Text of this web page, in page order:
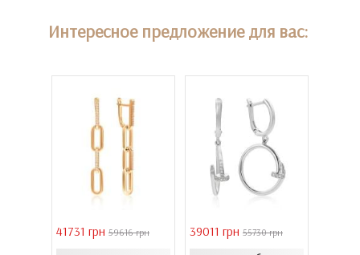
Интересное предложение для вас:
41731 грн 59616 грн 39011 грн 55730 грн